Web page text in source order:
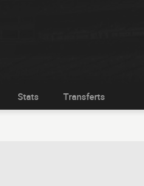
Stats Transferts